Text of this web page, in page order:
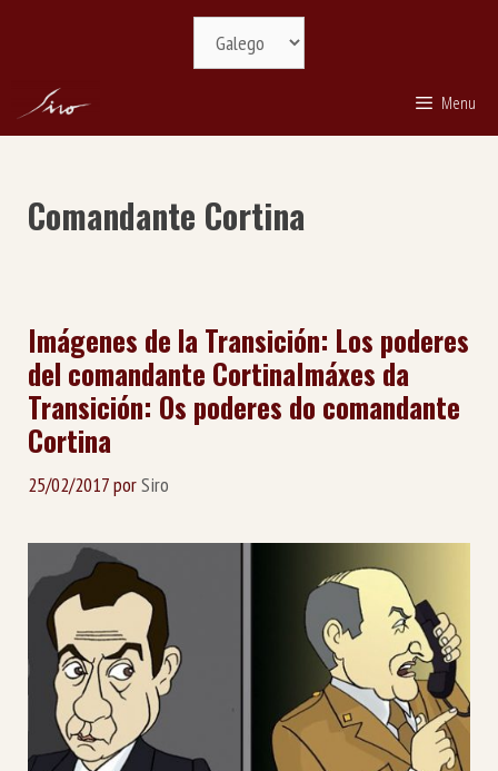
Menu
Comandante Cortina
Imágenes de la Transición: Los poderes
del comandante CortinaImáxes da
Transición: Os poderes do comandante
Cortina
25/02/2017porSiro